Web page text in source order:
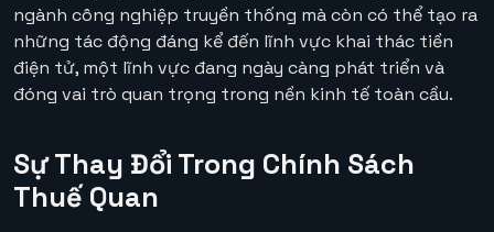
ngành công nghiệp truyền thống mà còn có thể tạo ra
những tác động đáng kể đến lĩnh vực khai thác tiền
điện tử, một lĩnh vực đang ngày càng phát triển và
đóng vai trò quan trọng trong nền kinh tế toàn cầu.
Sự Thay Đổi Trong Chính Sách
Thuế Quan